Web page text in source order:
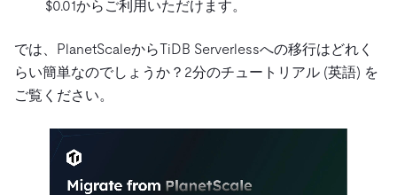
$0.01からご利用いただけます。
では、PlanetScaleからTiDB Serverlessへの移行はどれく
らい簡単なのでしょうか？2分のチュートリアル (英語) を
ご覧ください。